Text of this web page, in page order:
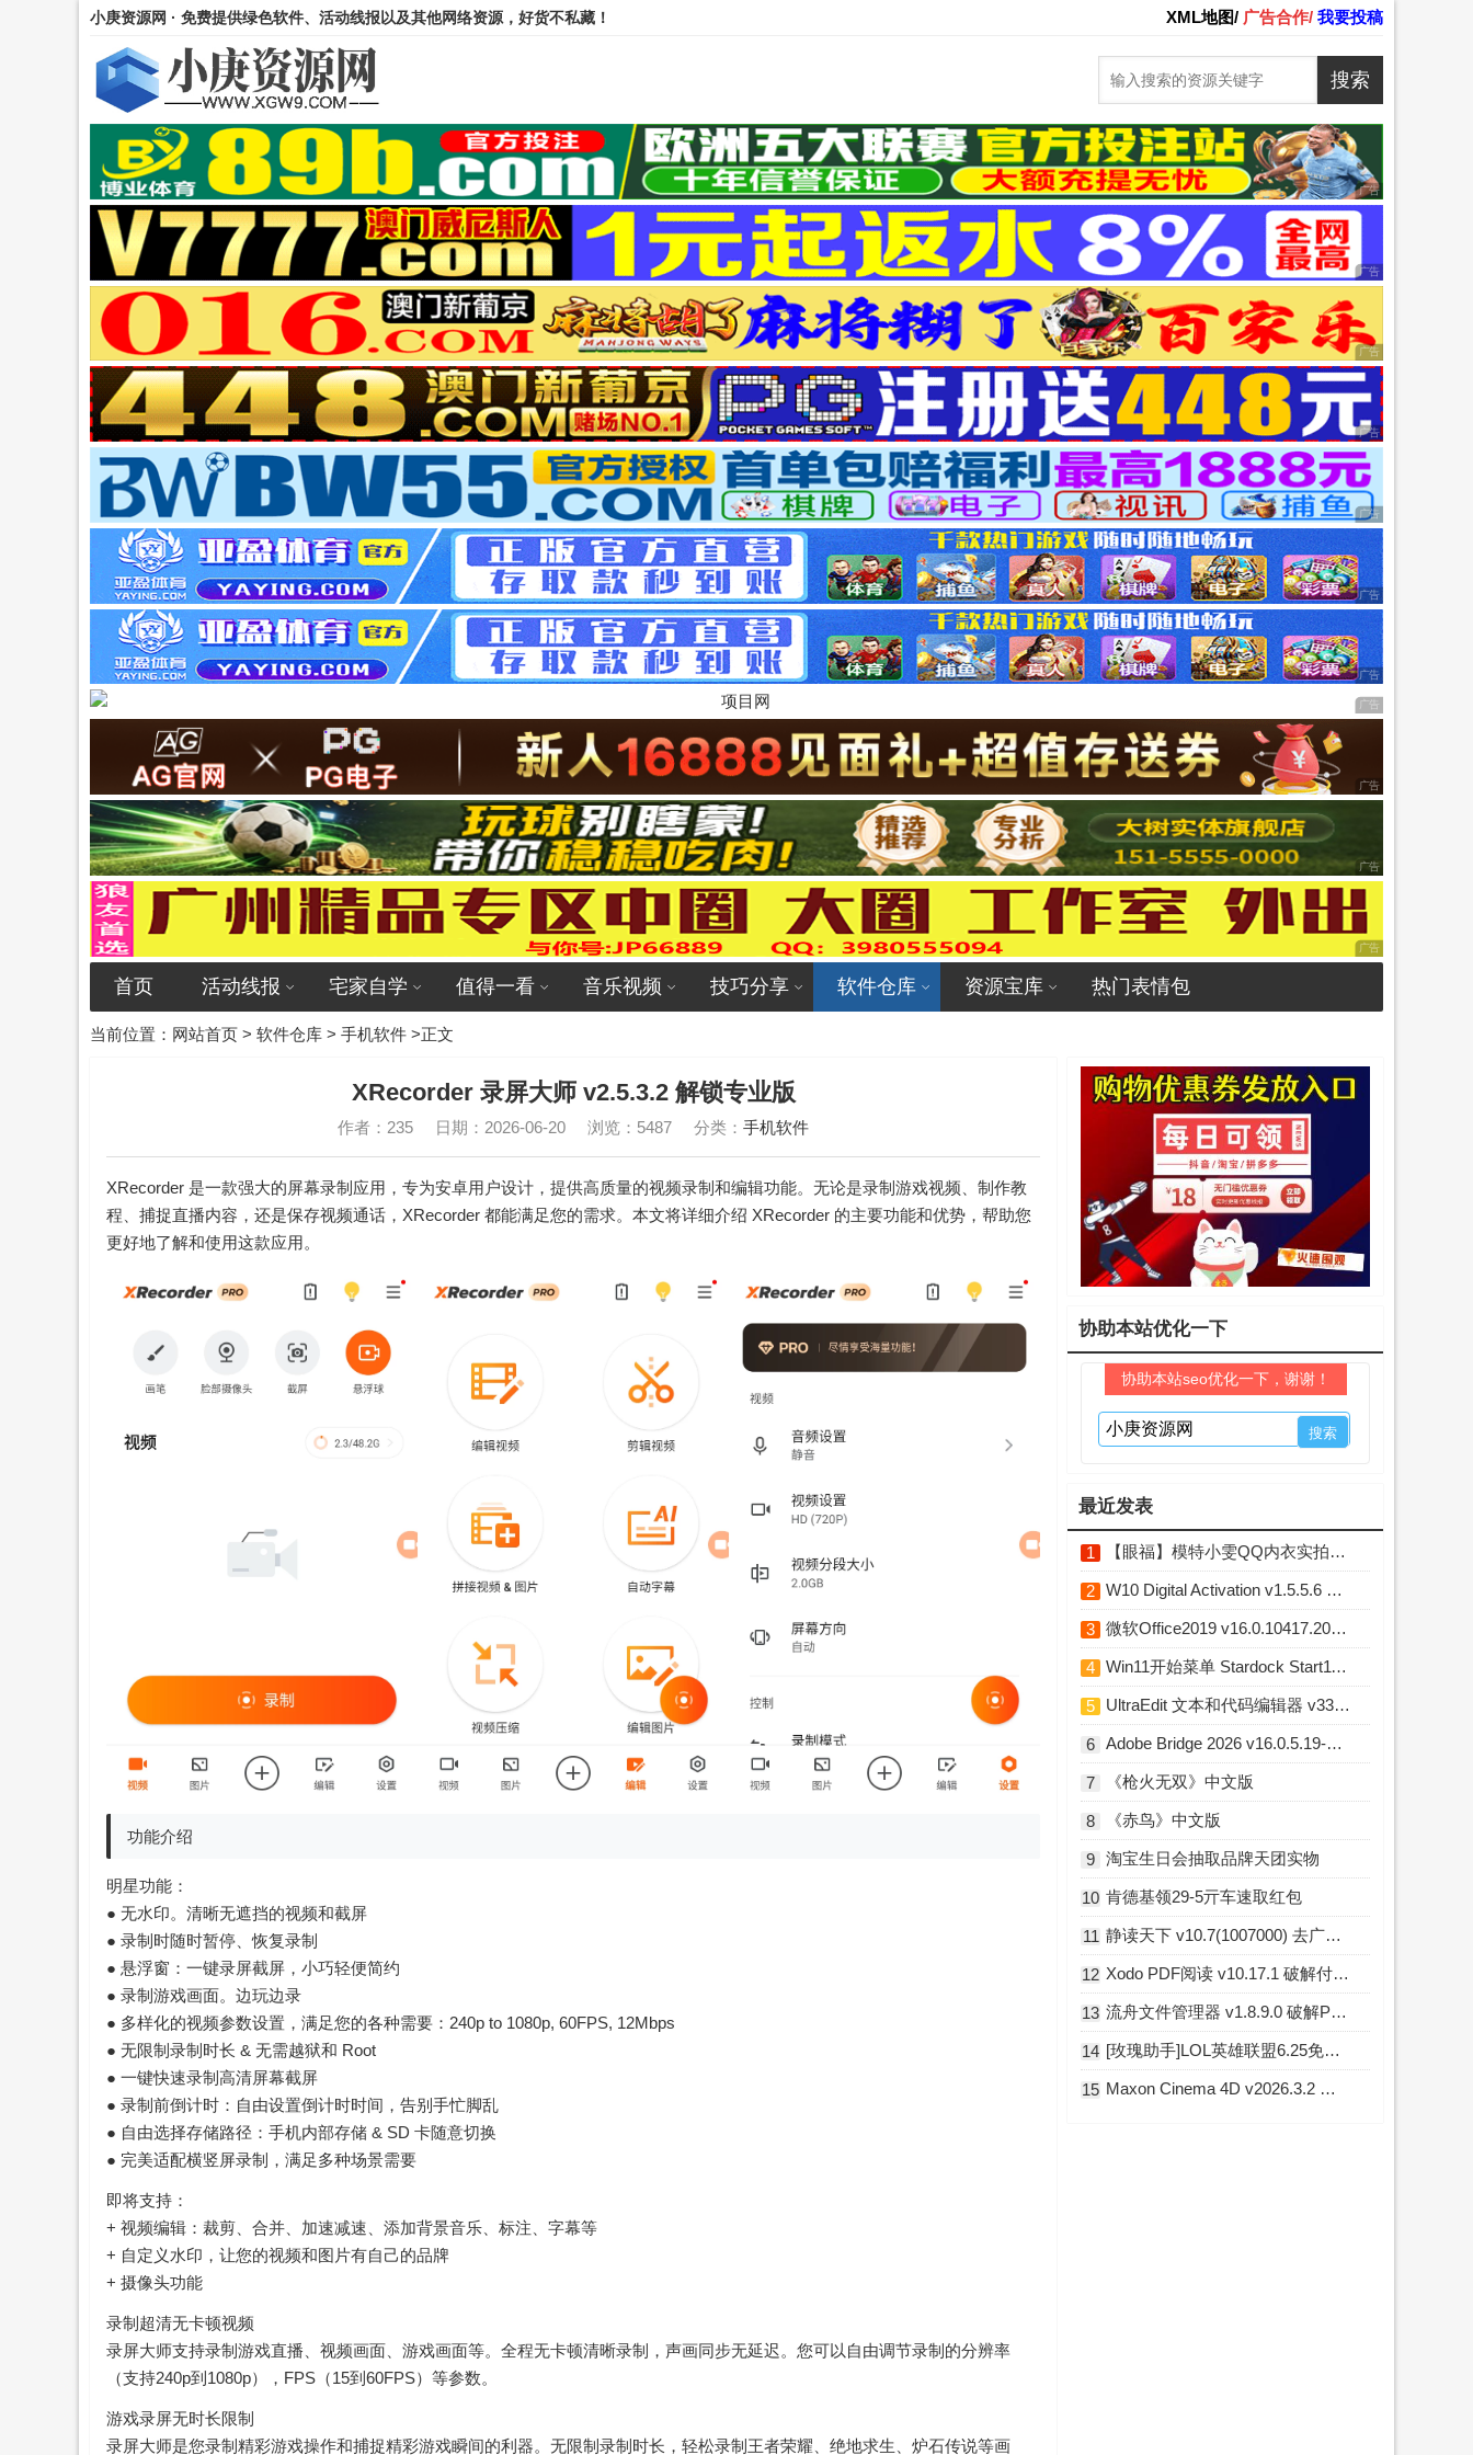
小庚资源网 · 免费提供绿色软件、活动线报以及其他网络资源，好货不私藏！ XML地图/ 广告合作/ 我要投稿
首页 活动线报 宅家自学 值得一看 音乐视频 技巧分享 软件仓库 资源宝库 热门表情包
当前位置： 网站首页 > 软件仓库 > 手机软件 >正文
XRecorder 录屏大师 v2.5.3.2 解锁专业版
作者：235 日期：2026-06-20 浏览：5487 分类：手机软件
XRecorder 是一款强大的屏幕录制应用，专为安卓用户设计，提供高质量的视频录制和编辑功能。无论是录制游戏视频、制作教
程、捕捉直播内容，还是保存视频通话，XRecorder 都能满足您的需求。本文将详细介绍 XRecorder 的主要功能和优势，帮助您
更好地了解和使用这款应用。
功能介绍
明星功能：
● 无水印。清晰无遮挡的视频和截屏
● 录制时随时暂停、恢复录制
● 悬浮窗：一键录屏截屏，小巧轻便简约
● 录制游戏画面。边玩边录
● 多样化的视频参数设置，满足您的各种需要：240p to 1080p, 60FPS, 12Mbps
● 无限制录制时长 & 无需越狱和 Root
● 一键快速录制高清屏幕截屏
● 录制前倒计时：自由设置倒计时时间，告别手忙脚乱
● 自由选择存储路径：手机内部存储 & SD 卡随意切换
● 完美适配横竖屏录制，满足多种场景需要
即将支持：
+ 视频编辑：裁剪、合并、加速减速、添加背景音乐 、标注、字幕等
+ 自定义水印，让您的视频和图片有自己的品牌
+ 摄像头功能
录制超清无卡顿视频
录屏大师支持录制游戏直播、视频画面、游戏画面等。全程无卡顿清晰录制，声画同步无延迟。您可以自由调节录制的分辨率
（支持240p到1080p），FPS（15到60FPS）等参数。
游戏录屏无时长限制
录屏大师是您录制精彩游戏操作和捕捉精彩游戏瞬间的利器。无限制录制时长，轻松录制王者荣耀、绝地求生、炉石传说等画
协助本站优化一下
协助本站seo优化一下，谢谢！
最近发表
1 【眼福】模特小雯QQ内衣实拍L露图舞蹈小庚网专属福利
2 W10 Digital Activation v1.5.5.6 Win10永久激活工具
3 微软Office2019 v16.0.10417.20176 直装破解版
4 Win11开始菜单 Stardock Start11 v2.7.3 破解版
5 UltraEdit 文本和代码编辑器 v33.0.0.23 中文破解版
6 Adobe Bridge 2026 v16.0.5.19-m0nkrus 多语言破解版
7 《枪火无双》中文版
8 《赤鸟》中文版
9 淘宝生日会抽取品牌天团实物
10 肯德基领29-5亓车速取红包
11 静读天下 v10.7(1007000) 去广告破解版
12 Xodo PDF阅读 v10.17.1 破解付费专业版
13 流舟文件管理器 v1.8.9.0 破解Pro专业版
14 [玫瑰助手]LOL英雄联盟6.25免费换肤插件 Python版
15 Maxon Cinema 4D v2026.3.2 中文破解版